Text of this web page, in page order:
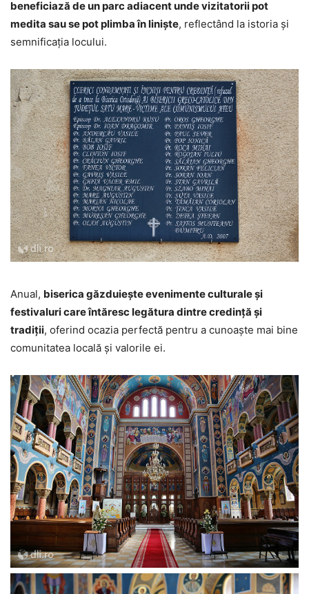
beneficiază de un parc adiacent unde vizitatorii pot
medita sau se pot plimba în liniște, reflectând la istoria și
semnificația locului.
Anual, biserica găzduiește evenimente culturale și
festivaluri care întăresc legătura dintre credință și
tradiții, oferind ocazia perfectă pentru a cunoaște mai bine
comunitatea locală și valorile ei.